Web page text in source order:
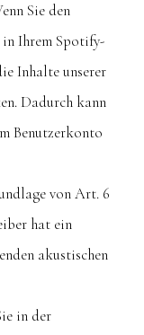
Sie den
Ihrem Spotify-
Inhalte unserer
Dadurch kann
Benutzerkonto
von Art. 6
hat ein
akustischen
in der